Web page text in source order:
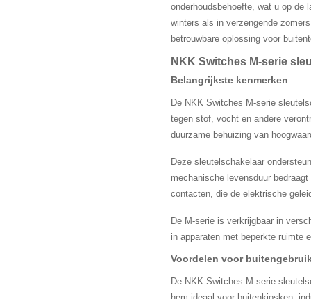
onderhoudsbehoefte, wat u op de
winters als in verzengende
betrouwbare oplossing voor
NKK Switches M-serie
Belangrijkste kenmerken
De NKK Switches M-serie
tegen stof, vocht en andere
duurzame behuizing van
Deze sleutelschakelaar
mechanische levensduur
contacten, die de elektrische
De M-serie is verkrijgbaar in
in apparaten met beperkte ruimte
Voordelen voor
De NKK Switches M-serie